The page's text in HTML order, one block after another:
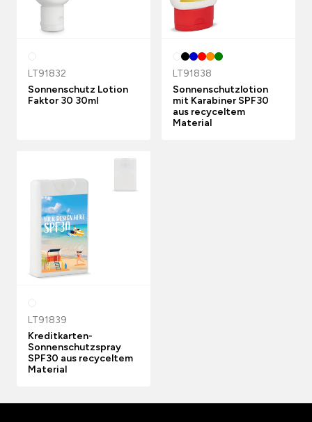
LT91832
Sonnenschutz Lotion
Faktor 30 30ml
LT91838
Sonnenschutzlotion
mit Karabiner SPF30
aus recyceltem
Material
LT91839
Kreditkarten-
Sonnenschutzspray
SPF30 aus recyceltem
Material